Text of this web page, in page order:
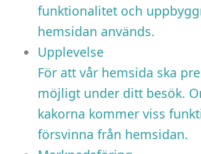
funktionalitet och
hemsidan används.
Upplevelse
För att vår hemsida ska
möjligt under ditt besök.
kakorna kommer viss
försvinna från hemsidan.